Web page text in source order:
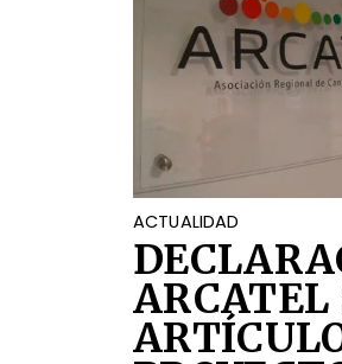
ACTUALIDAD
ARCATEL